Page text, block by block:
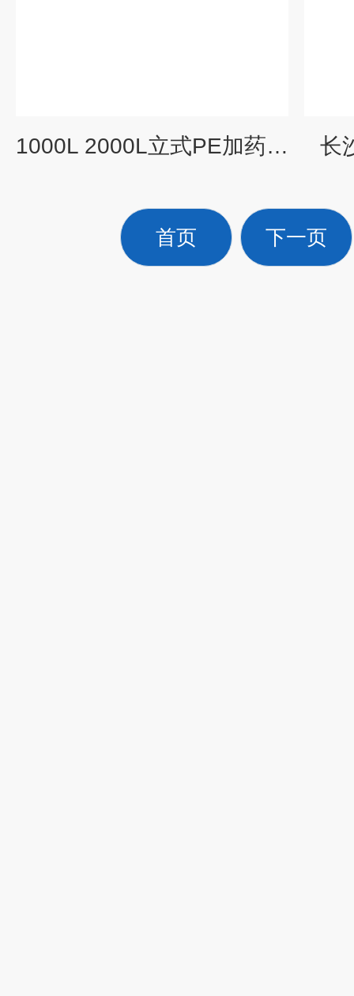
1000L 2000L立式PE加药罐 厂家 长
首页 下一页